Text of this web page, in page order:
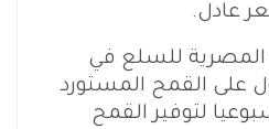
عادل.
للسلع في
على القمح المستورد
لتوفير القمح